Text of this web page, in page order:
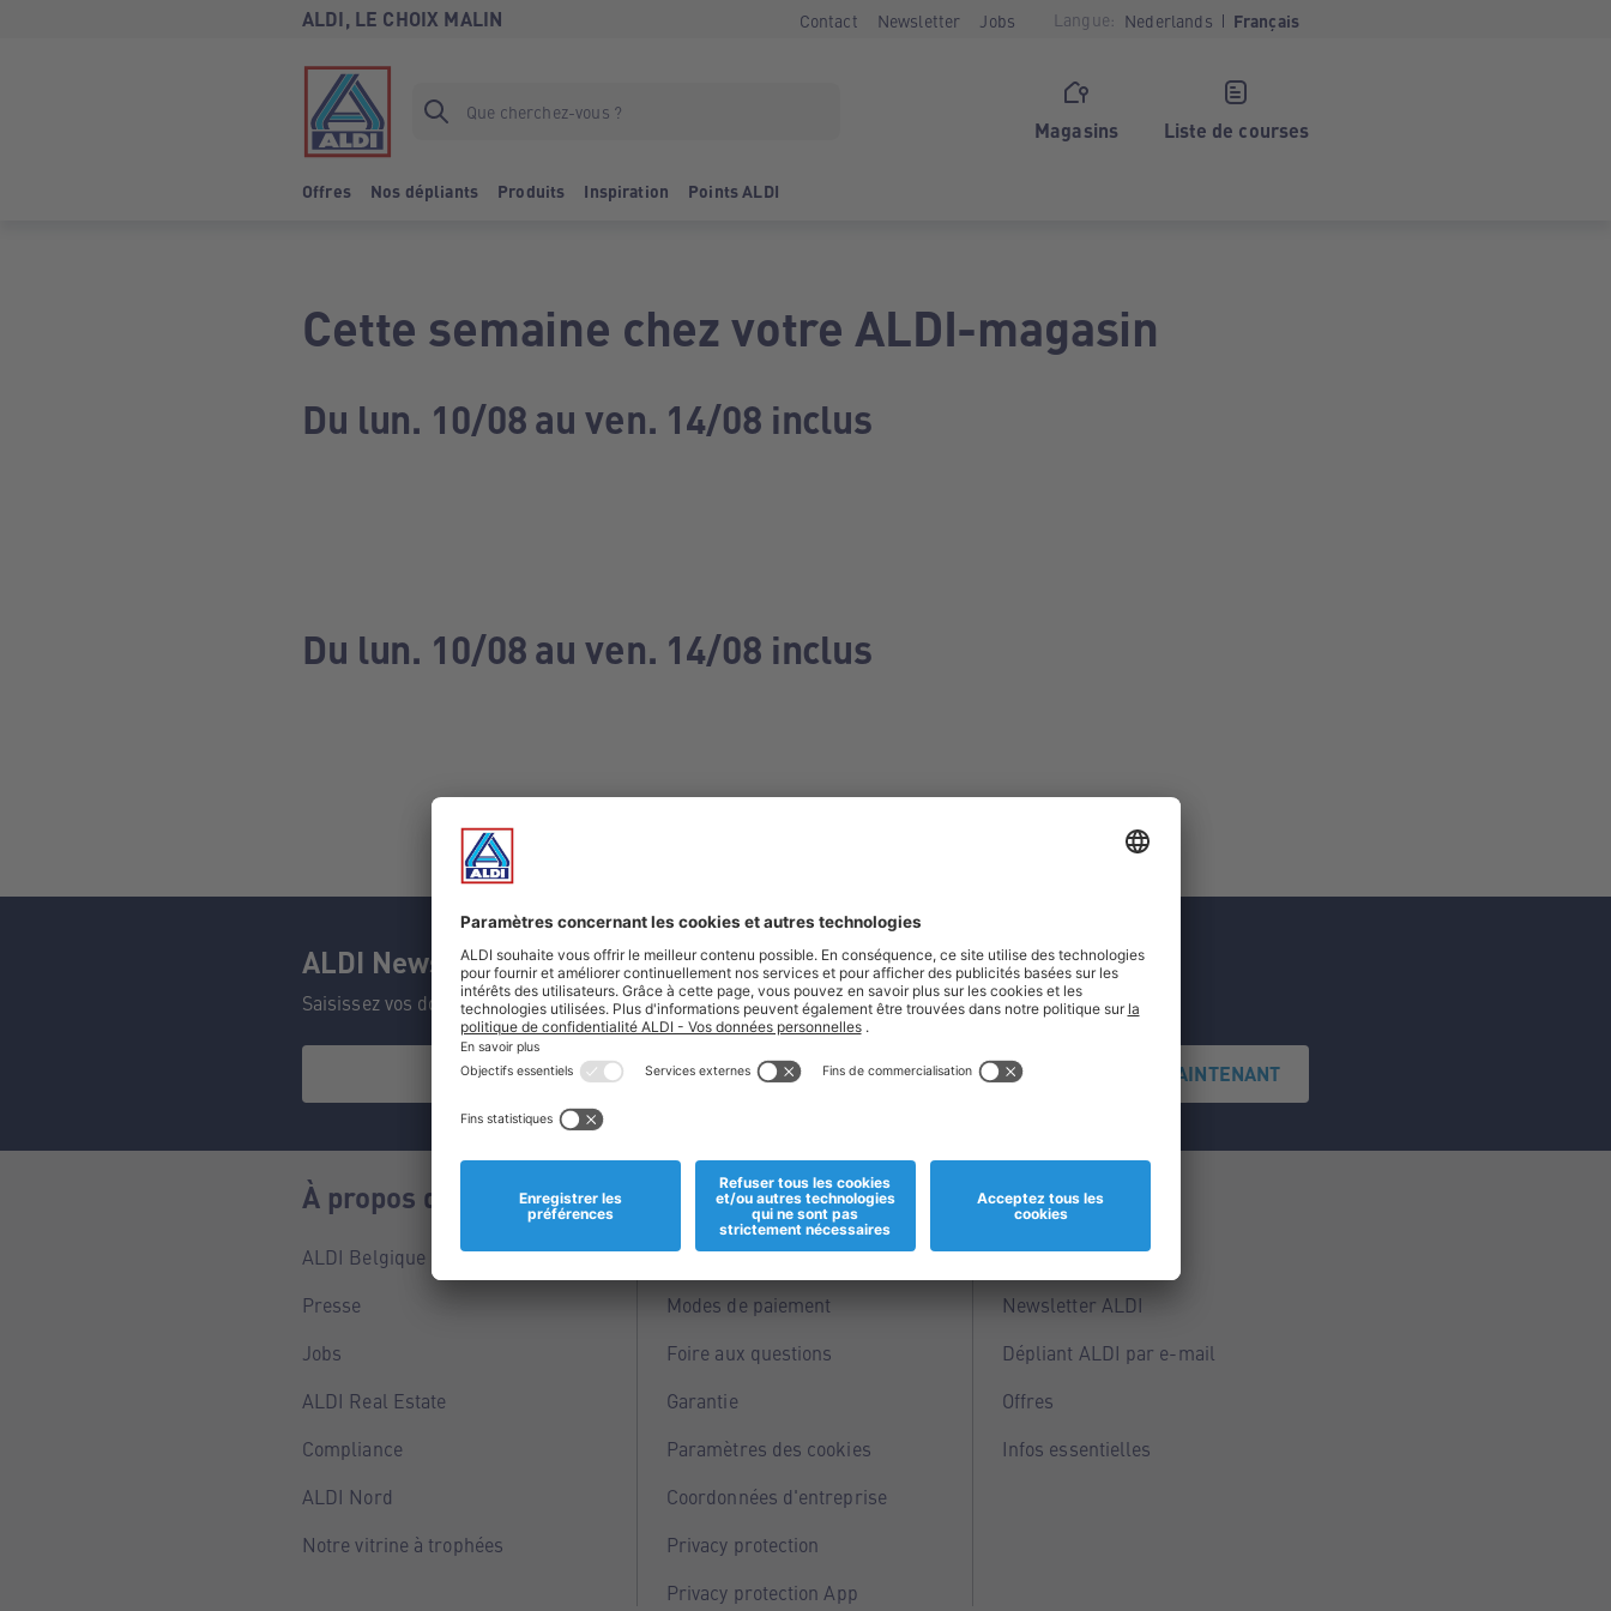
ALDI, LE CHOIX MALIN Contact Newsletter Jobs Langue: Nederlands Français
Magasins Liste de courses
Offres Nos dépliants Produits Inspiration Points ALDI
Cette semaine chez votre ALDI-magasin
Du lun. 10/08 au ven. 14/08 inclus
Du lun. 10/08 au ven. 14/08 inclus
ALDI Newsletter
Saisissez vos données et ne manquez aucune de nos offres.
S'INSCRIRE MAINTENANT
À propos de nous
ALDI Belgique
Presse
Jobs
ALDI Real Estate
Compliance
ALDI Nord
Notre vitrine à trophées
Informations
Magasins
Modes de paiement
Foire aux questions
Garantie
Paramètres des cookies
Coordonnées d'entreprise
Privacy protection
Privacy protection App
Service
Points ALDI
Newsletter ALDI
Dépliant ALDI par e-mail
Offres
Infos essentielles